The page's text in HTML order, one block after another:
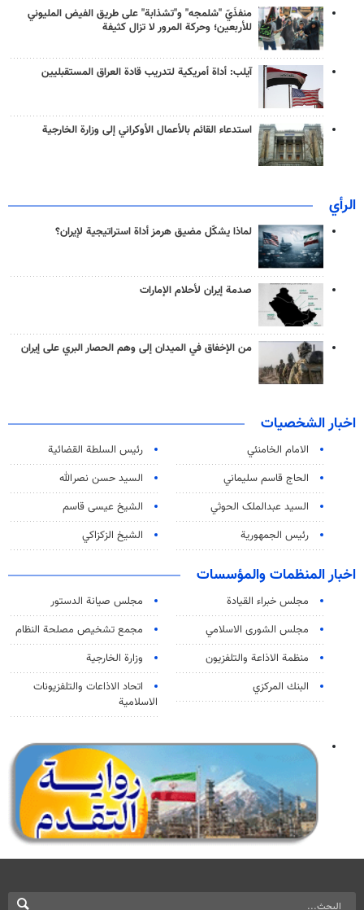
منفذَيّ "شلمجه" و"تشذابة" على طريق الفيض المليوني
للأربعين؛ وحركة المرور لا تزال كثيفة
آيلب: أداة أمريكية لتدريب قادة العراق المستقبليين
استدعاء القائم بالأعمال الأوكراني إلى وزارة الخارجية
الرأي
لماذا يشكّل مضيق هرمز أداة استراتيجية لإيران؟
صدمة إيران لأحلام الإمارات
من الإخفاق في الميدان إلى وهم الحصار البري على إيران
اخبار الشخصيات
الامام الخامنئي
رئیس السلطة القضائیة
الحاج قاسم سليماني
السيد حسن نصرالله
السید عبدالملک الحوثي
الشيخ عيسى قاسم
رئيس الجمهورية
الشيخ الزكزاكي
اخبار المنظمات والمؤسسات
مجلس خبراء القيادة
مجلس صيانة الدستور
مجلس الشورى الاسلامي
مجمع تشخيص مصلحة النظام
منظمة الاذاعة والتلفزیون
وزارة الخارجية
البنك المركزي
اتحاد الاذاعات والتلفزيونات
الاسلامية